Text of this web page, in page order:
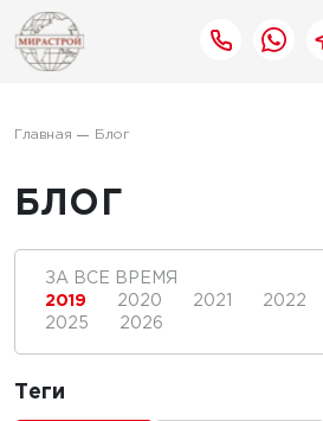
Главная Блог
БЛОГ
ЗА ВСЕ ВРЕМЯ
2019
2020 2021 2022
2025
2026
Теги